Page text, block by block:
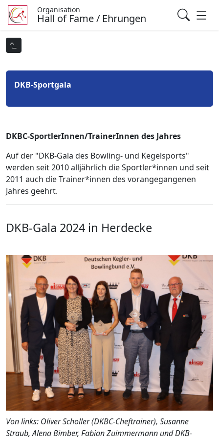
Organisation
Hall of Fame / Ehrungen
DKB-Sportgala
DKBC-SportlerInnen/TrainerInnen des Jahres
Auf der "DKB-Gala des Bowling- und Kegelsports"
werden seit 2010 alljährlich die Sportler*innen und seit
2011 auch die Trainer*innen des vorangegangenen
Jahres geehrt.
DKB-Gala 2024 in Herdecke
Von links: Oliver Scholler (DKBC-Cheftrainer), Susanne
Straub, Alena Bimber, Fabian Zuimmermann und DKB-